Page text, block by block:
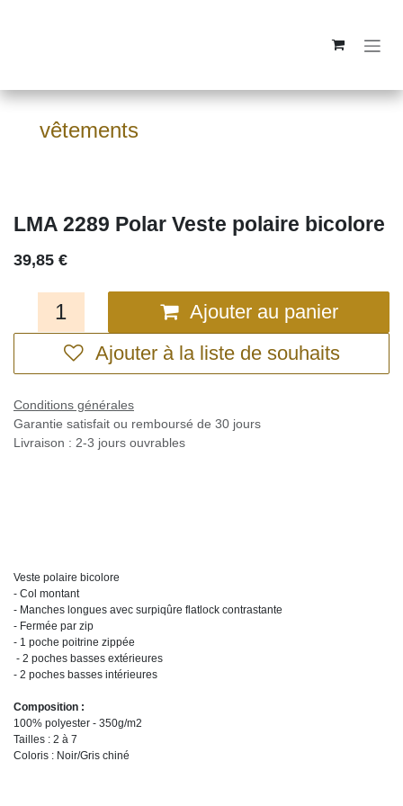
vêtements
LMA 2289 Polar Veste polaire bicolore
39,85 €
Ajouter au panier
Ajouter à la liste de souhaits
Conditions générales
Garantie satisfait ou remboursé de 30 jours
Livraison : 2-3 jours ouvrables
Veste polaire bicolore
- Col montant
- Manches longues avec surpiqûre flatlock contrastante
- Fermée par zip
- 1 poche poitrine zippée
- 2 poches basses extérieures
- 2 poches basses intérieures
Composition :
100% polyester - 350g/m2
Tailles : 2 à 7
Coloris : Noir/Gris chiné